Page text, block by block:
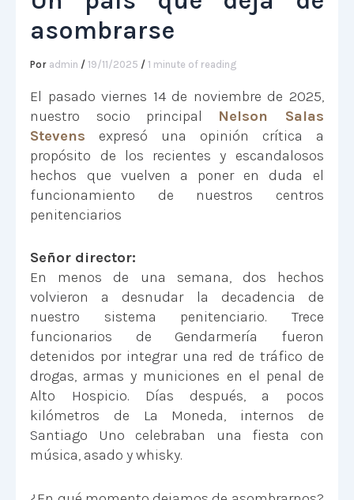
asombrarse
Por admin /19/11/2025 /1 minute of reading
El pasado viernes 14 de noviembre de 2025,
nuestro socio principal Nelson Salas
Stevens expresó una opinión crítica a
propósito de los recientes y escandalosos
hechos que vuelven a poner en duda el
funcionamiento de nuestros centros
penitenciarios
Señor director:
En menos de una semana, dos hechos
volvieron a desnudar la decadencia de
nuestro sistema penitenciario. Trece
funcionarios de Gendarmería fueron
detenidos por integrar una red de tráfico de
drogas, armas y municiones en el penal de
Alto Hospicio. Días después, a pocos
kilómetros de La Moneda, internos de
Santiago Uno celebraban una fiesta con
música, asado y whisky.